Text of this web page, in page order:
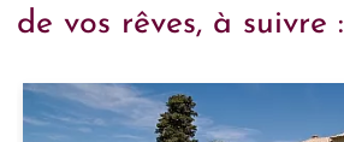
de vos rêves, à suivre :